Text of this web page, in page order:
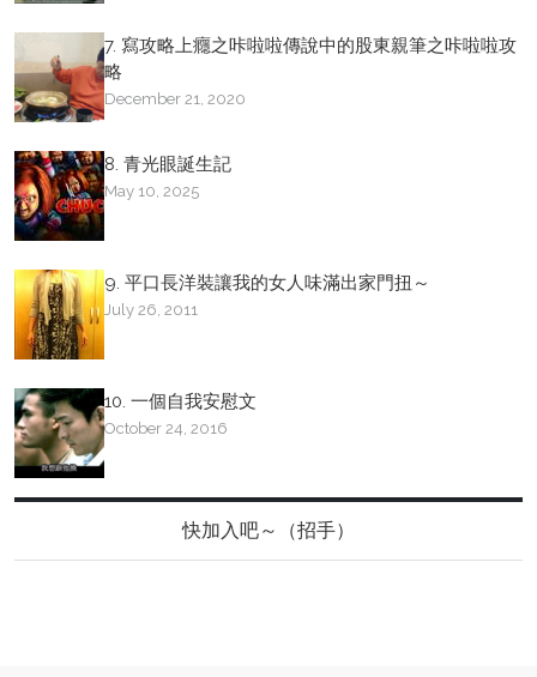
7. 寫攻略上癮之咔啦啦傳說中的股東親筆之咔啦啦攻
略
December 21, 2020
8. 青光眼誕生記
May 10, 2025
9. 平口長洋裝讓我的女人味滿出家門扭～
July 26, 2011
10. 一個自我安慰文
October 24, 2016
快加入吧～（招手）